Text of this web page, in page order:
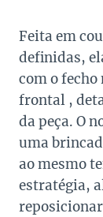
Feita em
definidas,
com o fecho
frontal ,
da peça. O
uma
ao mesmo
estratégia,